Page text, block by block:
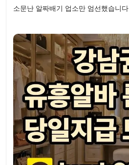
소문난 알짜배기 업소만 엄선했습니다